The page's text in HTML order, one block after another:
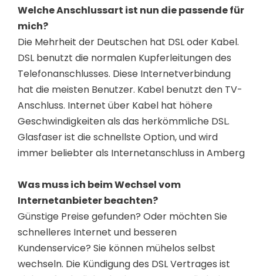
Welche Anschlussart ist nun die passende für
mich?
Die Mehrheit der Deutschen hat DSL oder Kabel.
DSL benutzt die normalen Kupferleitungen des
Telefonanschlusses. Diese Internetverbindung
hat die meisten Benutzer. Kabel benutzt den TV-
Anschluss. Internet über Kabel hat höhere
Geschwindigkeiten als das herkömmliche DSL.
Glasfaser ist die schnellste Option, und wird
immer beliebter als Internetanschluss in Amberg
Was muss ich beim Wechsel vom
Internetanbieter beachten?
Günstige Preise gefunden? Oder möchten Sie
schnelleres Internet und besseren
Kundenservice? Sie können mühelos selbst
wechseln. Die Kündigung des DSL Vertrages ist